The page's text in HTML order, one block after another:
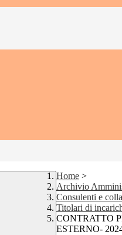
Home >
Archivio
Consulenti e
Titolari di
CONTRATTO
ESTERNO-